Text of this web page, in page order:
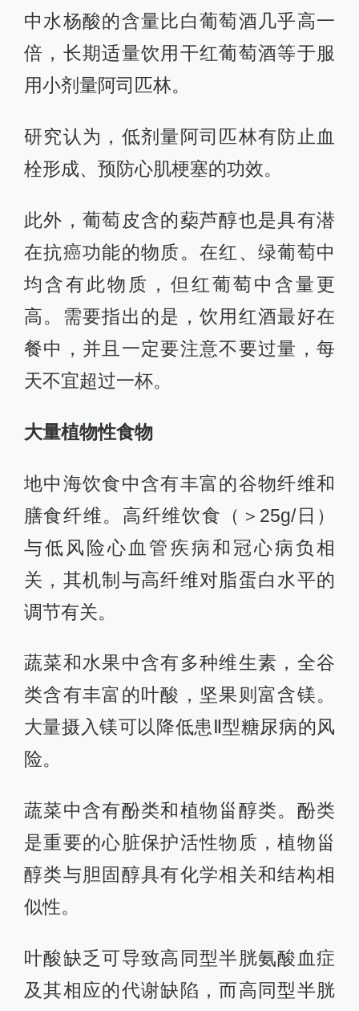
中水杨酸的含量比白葡萄酒几乎高一
倍，长期适量饮用干红葡萄酒等于服
用小剂量阿司匹林。
研究认为，低剂量阿司匹林有防止血
栓形成、预防心肌梗塞的功效。
此外，葡萄皮含的蔾芦醇也是具有潜
在抗癌功能的物质。在红、绿葡萄中
均含有此物质，但红葡萄中含量更
高。需要指出的是，饮用红酒最好在
餐中，并且一定要注意不要过量，每
天不宜超过一杯。
大量植物性食物
地中海饮食中含有丰富的谷物纤维和
膳食纤维。高纤维饮食（＞25g/日）
与低风险心血管疾病和冠心病负相
关，其机制与高纤维对脂蛋白水平的
调节有关。
蔬菜和水果中含有多种维生素，全谷
类含有丰富的叶酸，坚果则富含镁。
大量摄入镁可以降低患Ⅱ型糖尿病的风
险。
蔬菜中含有酚类和植物甾醇类。酚类
是重要的心脏保护活性物质，植物甾
醇类与胆固醇具有化学相关和结构相
似性。
叶酸缺乏可导致高同型半胱氨酸血症
及其相应的代谢缺陷，而高同型半胱